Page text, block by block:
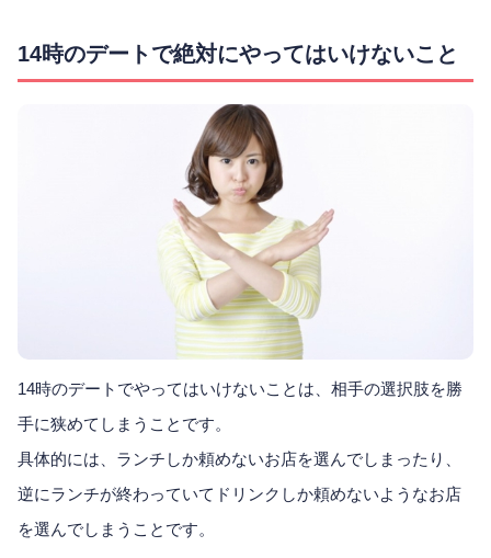
14時のデートで絶対にやってはいけないこと
14時のデートでやってはいけないことは、相手の選択肢を勝
手に狭めてしまうことです。
具体的には、ランチしか頼めないお店を選んでしまったり、
逆にランチが終わっていてドリンクしか頼めないようなお店
を選んでしまうことです。